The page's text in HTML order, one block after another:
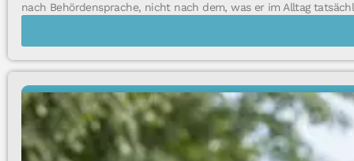
nach Behördensprache, nicht nach dem, was er im Alltag
EINBLICKE